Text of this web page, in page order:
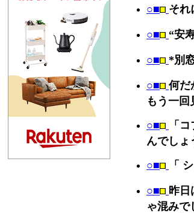
○■ それ
○■ “安
○■ *別
○■ 何だ
もう一回
○■ 「
んでしょ
○■ 「
○■ 昨日
ゃ混みで